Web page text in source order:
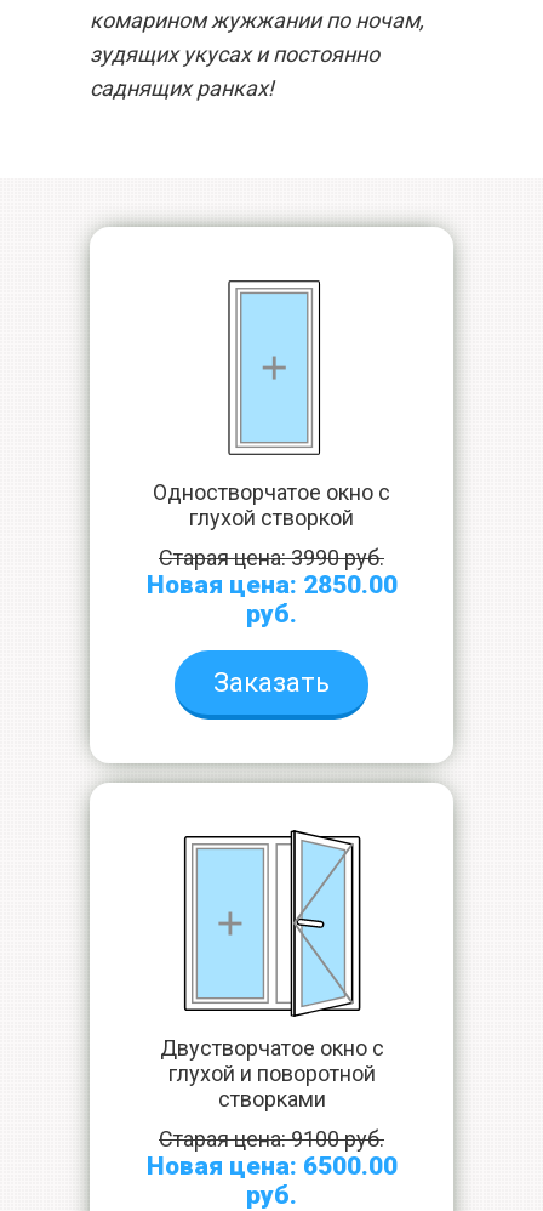
комарином жужжании по ночам,
зудящих укусах и постоянно
саднящих ранках!
Одностворчатое окно с
глухой створкой
Старая цена: 3990 руб.
Новая цена: 2850.00
руб.
Заказать
Двустворчатое окно с
глухой и поворотной
створками
Старая цена: 9100 руб.
Новая цена: 6500.00
руб.